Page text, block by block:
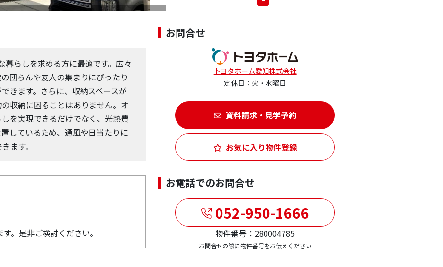
お問合せ
トヨタホーム愛知株式会社
定休日：火・水曜日
資料請求・見学予約
お気に入り物件登録
お電話でのお問合せ
052-950-1666
物件番号：280004785
お問合せの際に物件番号をお伝えください
暮らしを求める方に最適です。広々
団らんや友人の集まりにぴったり
きます。さらに、収納スペースが
収納に困ることはありません。オ
を実現できるだけでなく、光熱費
しているため、通風や日当たりに
ます。
。是非ご検討ください。